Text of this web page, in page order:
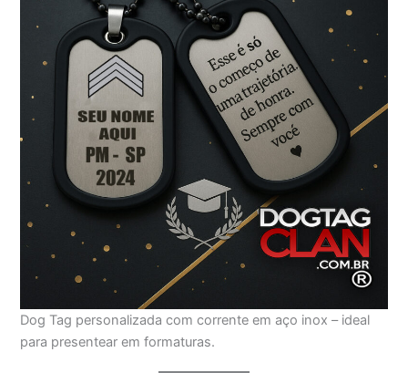
Dog Tag personalizada com corrente em aço inox – ideal
para presentear em formaturas.